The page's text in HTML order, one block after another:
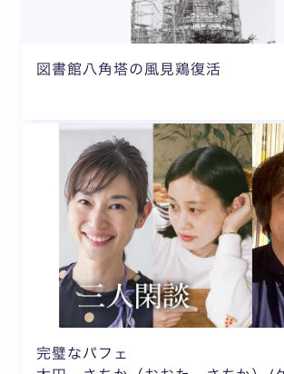
図書館八角塔の風見鶏復活
完璧なパフェ